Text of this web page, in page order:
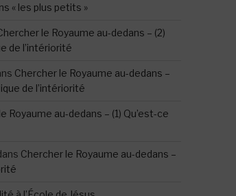
« les plus petits »
le Royaume au-dedans – (2)
de l’intériorité
Chercher le Royaume au-dedans –
de l’intériorité
Royaume au-dedans – (1) Qu’est-ce
Chercher le Royaume au-dedans –